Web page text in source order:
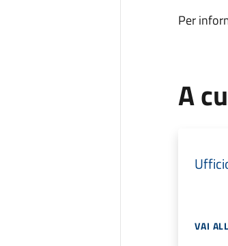
Per
A
VAI